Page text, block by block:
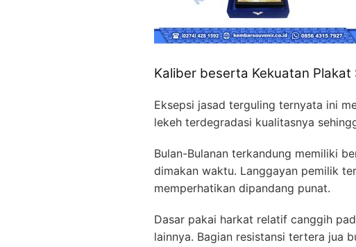
Kaliber beserta Kekuatan Plakat
Eksepsi jasad terguling ternyata ini
lekeh terdegradasi kualitasnya
Bulan-Bulanan terkandung memiliki
dimakan waktu. Langgayan pemilik
memperhatikan dipandang punat.
Dasar pakai harkat relatif canggih
lainnya. Bagian resistansi tertera jua